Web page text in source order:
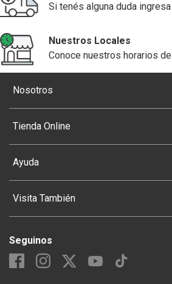
Si tenés alguna duda
Nuestros Locales
Conoce nuestros horarios
Nosotros
Tienda Online
Ayuda
Visita También
Seguinos